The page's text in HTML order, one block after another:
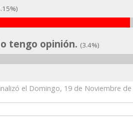
tengo opinión. (3.4%)
el Domingo, 19 de Noviembre de